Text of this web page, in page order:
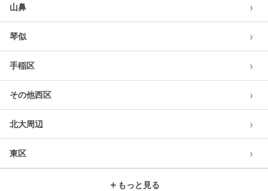
山鼻 ›
琴似 ›
手稲区 ›
その他西区 ›
北大周辺 ›
東区 ›
＋ もっと見る